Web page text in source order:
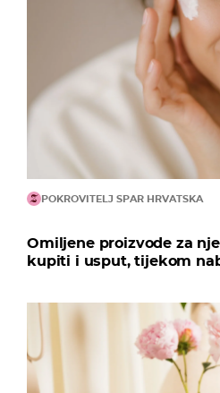
POKROVITELJ SPAR HRVATSKA
Omiljene proizvode za
kupiti i usput, tijekom